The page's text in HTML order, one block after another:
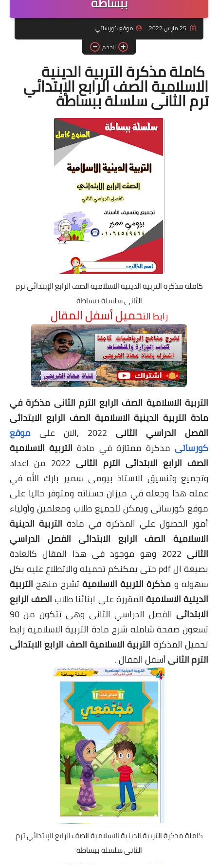
موضوعات
تكنولوجيا
قصص للأطفال
روايات
صحة
موقع كورساتي
الحجم
كاملة مذكرة التربية الدينية
الاسلامية الصف الرابع الإبتدائي
ترم الثانى سلسلة ببساطة
كاملة مذكرة التربية الدينية الاسلامية الصف الرابع الإبتدائي ترم
الثانى سلسلة ببساطة
رابط التحميل أسفل المقال
التربية الاسلامية الصف الرابع الترم الثانى مذكرة في
مادة التربية الدينية الاسلامية الصف الرابع الابتدائى
الفصل الدراسي الثانى
موقع
كورساتىمذكرة ممتازة في مادة التربية الاسلامية
الصف الرابع الابتدائى الترم الثانى
2022 من اعداد
وتجميع وتنسيق الاستاذ بيومى سمير بارك الله في
عمله هذا وجعله في ميزان حسناته ومتوفر حاليا على
موقع كورساتى ويمكن للجميع طلاب ومعلمين وأولياء
أمور الحصول علي المذكرة في مادة التربية الدينية
الاسلامية الصف الرابع الابتدائى الفصل الدراسي
الثانى
2022 وهو موجود في هذا المقال كالعادة
بصيغة ال pdf حتى يمكنكم تحميله والاتطلاع عليه بكل
سهوله و مذكرة التربية الاسلاميةتشرح منهج التربية
الدينية الاسلامية المقررة على ابنائنا طلاب الصف الرابع
الابتدائى
الفصل الدراسي الثانى وهى تتكون من 90
تسعون صفحة شامله شرح مادة التربية الاسلامية رابط
تحميل المذكرة التربية الاسلامية الصف الرابع الابتدائى
الترم الثانىأسفل المقال .
كاملة مذكرة التربية الدينية الاسلامية الصف الرابع الإبتدائي ترم
الثانى سلسلة ببساطة